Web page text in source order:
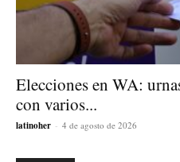
Elecciones en WA:
con varios...
latinoher - 4 de agosto de 2026